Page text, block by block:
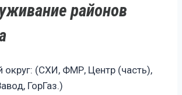
районов
округ: (СХИ, ФМР, Центр (часть),
ГорГаз.)